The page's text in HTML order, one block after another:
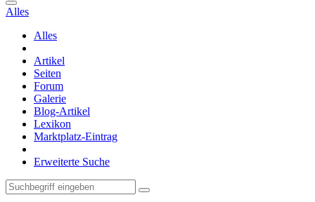
Alles
Alles
Artikel
Seiten
Forum
Galerie
Blog-Artikel
Lexikon
Marktplatz-Eintrag
Erweiterte Suche